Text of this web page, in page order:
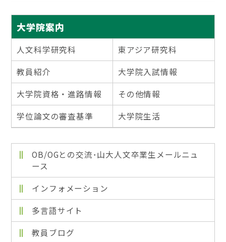
大学院案内
人文科学研究科
東アジア研究科
教員紹介
大学院入試情報
大学院資格・進路情報
その他情報
学位論文の審査基準
大学院生活
OB/OGとの交流･山大人文卒業生メールニュ
ース
インフォメーション
多言語サイト
教員ブログ